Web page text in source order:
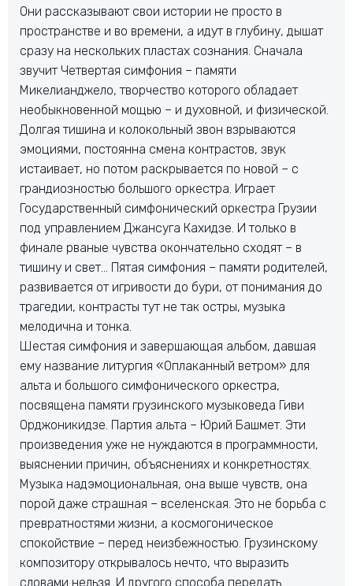
Они рассказывают свои истории не просто в
пространстве и во времени, а идут в глубину, дышат
сразу на нескольких пластах сознания. Сначала
звучит Четвертая симфония – памяти
Микелианджело, творчество которого обладает
необыкновенной мощью – и духовной, и физической.
Долгая тишина и колокольный звон взрываются
эмоциями, постоянна смена контрастов, звук
истаивает, но потом раскрывается по новой – с
грандиозностью большого оркестра. Играет
Государственный симфонический оркестра Грузии
под управлением Джансуга Кахидзе. И только в
финале рваные чувства окончательно сходят – в
тишину и свет… Пятая симфония – памяти родителей,
развивается от игривости до бури, от понимания до
трагедии, контрасты тут не так остры, музыка
мелодична и тонка.
Шестая симфония и завершающая альбом, давшая
ему название литургия «Оплаканный ветром» для
альта и большого симфонического оркестра,
посвящена памяти грузинского музыковеда Гиви
Орджоникидзе. Партия альта – Юрий Башмет. Эти
произведения уже не нуждаются в программности,
выяснении причин, объяснениях и конкретностях.
Музыка надэмоциональная, она выше чувств, она
порой даже страшная – вселенская. Это не борьба с
превратностями жизни, а космогоническое
спокойствие – перед неизбежностью. Грузинскому
композитору открывалось нечто, что выразить
словами нельзя. И другого способа передать